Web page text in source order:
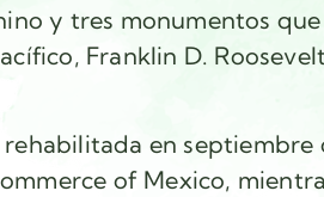
y tres monumentos que
Franklin D.
en septiembre
of Mexico,